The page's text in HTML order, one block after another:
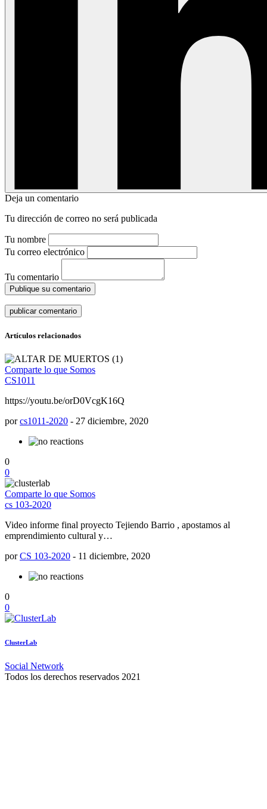
Deja un comentario
Tu dirección de correo no será publicada
Tu nombre
Tu correo electrónico
Tu comentario
Publique su comentario
Artículos relacionados
Comparte lo que Somos
CS1011
https://youtu.be/orD0VcgK16Q
porcs1011-2020 - 27 diciembre, 2020
0
0
Comparte lo que Somos
cs 103-2020
Video informe final proyecto Tejiendo Barrio , apostamos al
emprendimiento cultural y…
porCS 103-2020 - 11 diciembre, 2020
0
0
ClusterLab
Social Network
Todos los derechos reservados 2021